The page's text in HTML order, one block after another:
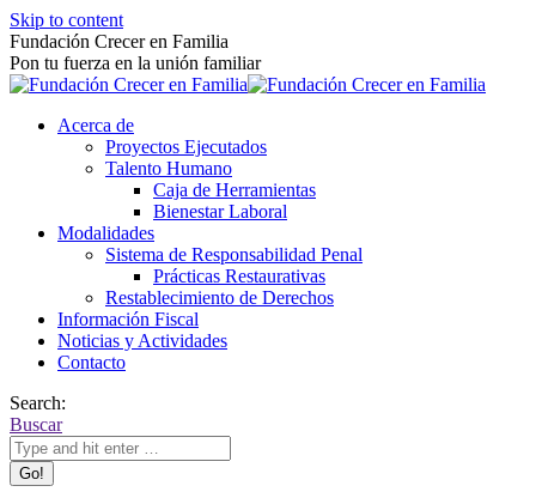
Skip to content
Fundación Crecer en Familia
Pon tu fuerza en la unión familiar
Acerca de
Proyectos Ejecutados
Talento Humano
Caja de Herramientas
Bienestar Laboral
Modalidades
Sistema de Responsabilidad Penal
Prácticas Restaurativas
Restablecimiento de Derechos
Información Fiscal
Noticias y Actividades
Contacto
Search:
Buscar